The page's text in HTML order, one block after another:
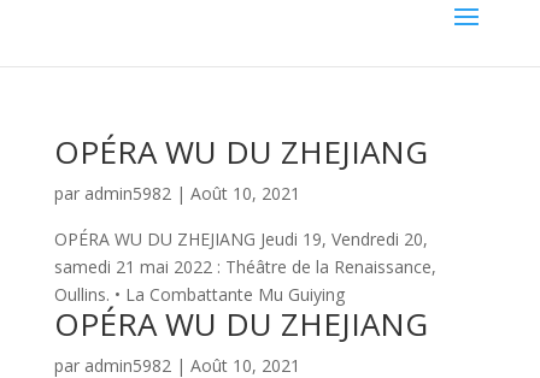
OPÉRA WU DU ZHEJIANG
par admin5982| Août 10, 2021
OPÉRA WU DU ZHEJIANG Jeudi 19, Vendredi 20,
samedi 21 mai 2022 : Théâtre de la Renaissance,
Oullins. • La Combattante Mu Guiying
OPÉRA WU DU ZHEJIANG
par admin5982| Août 10, 2021